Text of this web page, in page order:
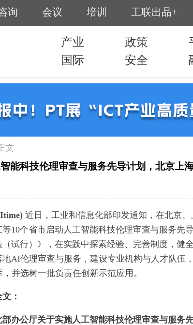
文
能科技伦理审查与服务先导计划，北京上
近日，工业和信息化部印发通知，在北京
10个省市启动人工智能科技伦理审查与服务先
试行）》，在实践中探索经验、完善制度，健
AI伦理审查与服务，建设专业机构与人才队伍
并选树一批负责任创新示范应用。
：
办公厅关于实施人工智能科技伦理审查与服务